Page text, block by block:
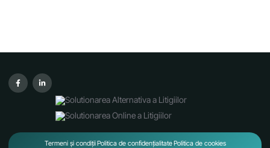
Termeni și condițiiPolitica de confidențialitatePolitica de cookies